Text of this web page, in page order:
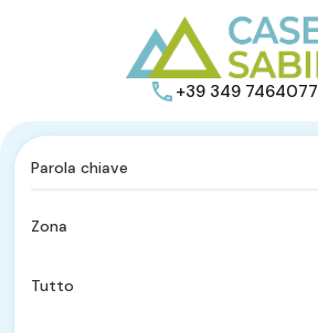
+39 349 7464077
Zona
Tutto